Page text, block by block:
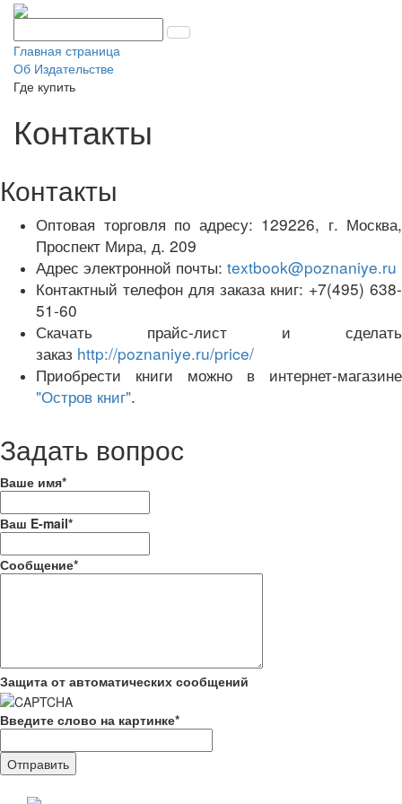
Главная страница
Об Издательстве
Где купить
Контакты
Контакты
Оптовая торговля по адресу: 129226, г. Москва,
Проспект Мира, д. 209
Адрес электронной почты: textbook@poznaniye.ru
Контактный телефон для заказа книг: +7(495) 638-
51-60
Скачать прайс-лист и сделать
заказ http://poznaniye.ru/price/
Приобрести книги можно в интернет-магазине
"Остров книг".
Задать вопрос
Ваше имя*
Ваш E-mail*
Сообщение*
Защита от автоматических сообщений
Введите слово на картинке*